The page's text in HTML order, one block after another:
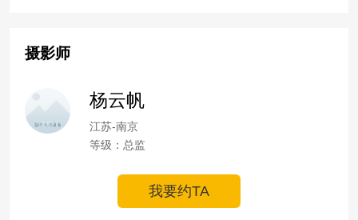
摄影师
杨云帆
江苏-南京
等级：总监
我要约TA